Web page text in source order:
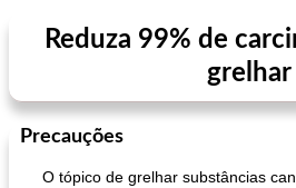
Reduza 99% de
grelhar
Precauções
O tópico de grelhar substâncias